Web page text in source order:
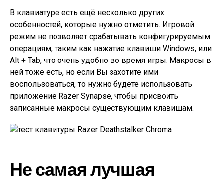
В клавиатуре есть ещё несколько других
особенностей, которые нужно отметить. Игровой
режим не позволяет срабатывать конфигурируемым
операциям, таким как нажатие клавиши Windows, или
Alt + Tab, что очень удобно во время игры. Макросы в
ней тоже есть, но если Вы захотите ими
воспользоваться, то нужно будете использовать
приложение Razer Synapse, чтобы присвоить
записанные макросы существующим клавишам.
Не самая лучшая